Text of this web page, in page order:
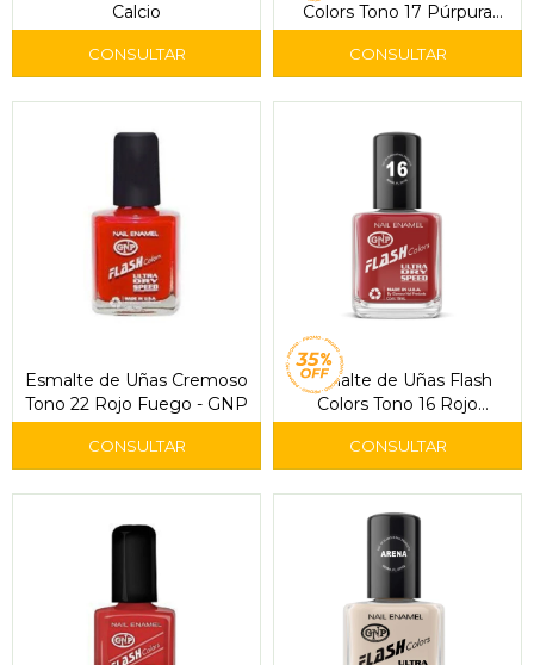
Calcio
Colors Tono 17 Púrpura
Oscuro - GNP
Esmalte de Uñas Cremoso
Tono 22 Rojo Fuego - GNP
Esmalte de Uñas Flash
Colors Tono 16 Rojo
Intenso - GNP